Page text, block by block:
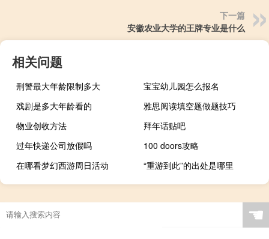
下一篇
安徽农业大学的王牌专业是什么
相关问题
刑警最大年龄限制多大
宝宝幼儿园怎么报名
戏剧是多大年龄看的
雅思阅读填空题做题技巧
物业创收方法
拜年话贴吧
过年快递公司放假吗
100 doors攻略
在哪看梦幻西游周日活动
“重游到此”的出处是哪里
☚